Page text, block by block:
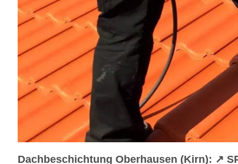
Dachbeschichtung Oberhausen (Kirn): ↗️